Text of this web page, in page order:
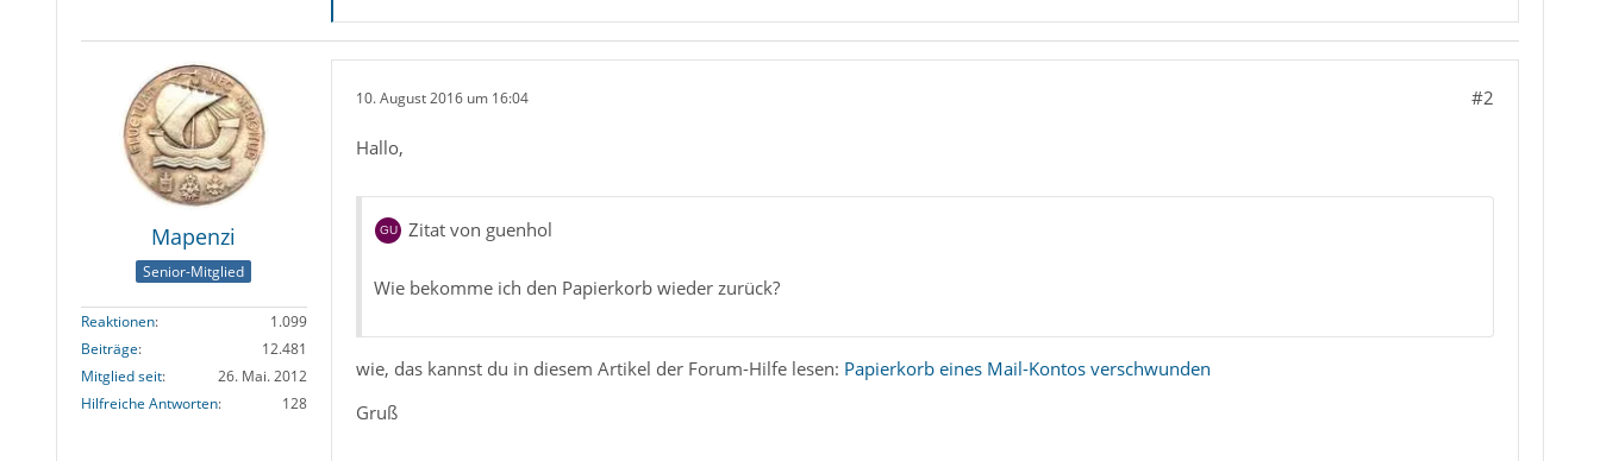
Mapenzi
Senior-Mitglied
Reaktionen
1.099
Beiträge
12.481
Mitglied seit
26. Mai. 2012
Hilfreiche Antworten
128
10. August 2016 um 16:04 #2
Hallo,
Zitat von guenhol
Wie bekomme ich den Papierkorb wieder zurück?
wie, das kannst du in diesem Artikel der Forum-Hilfe lesen: Papierkorb eines Mail-Kontos verschwunden
Gruß